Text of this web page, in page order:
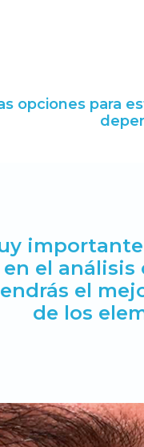
opciones para
en el
el
de los